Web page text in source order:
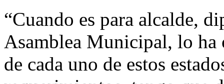
“Cuando es para alcalde,
Asamblea Municipal, lo ha
de cada uno de estos